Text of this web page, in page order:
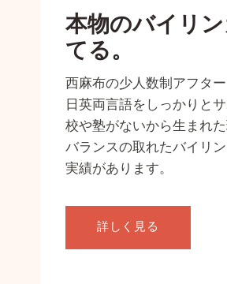
本物のバイリ
てる。
西麻布の少人数制アフター
日英両言語をしっかりと
校や塾がないから生まれた
バランスの取れたバイリ
実績があります。
詳しく見る